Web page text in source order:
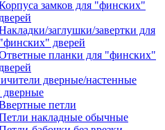
замков для "финских"
дверей
заглушки/завертки для
"финских" дверей
планки для "финских"
дверей
дверные/настенные
дверные
петли
накладные обычные